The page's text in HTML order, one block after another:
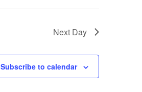
Next Day
Subscribe to calendar